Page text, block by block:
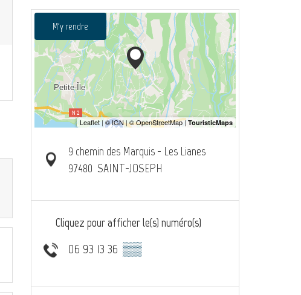
M'y rendre
9 chemin des Marquis - Les Lianes
97480 SAINT-JOSEPH
Cliquez pour afficher le(s) numéro(s)
06 93 13 36 ▒▒